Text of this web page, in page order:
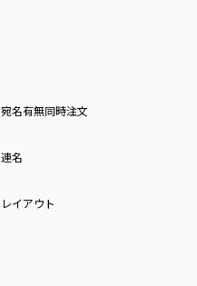
宛名有無同時注文
連名
レイアウト